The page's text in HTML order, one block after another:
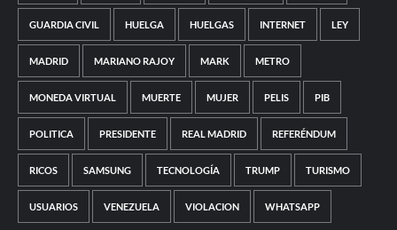
GUARDIA CIVIL HUELGA HUELGAS INTERNET LEY
MADRID MARIANO RAJOY MARK METRO
MONEDA VIRTUAL MUERTE MUJER PELIS PIB
POLITICA PRESIDENTE REAL MADRID REFERÉNDUM
RICOS SAMSUNG TECNOLOGÍA TRUMP TURISMO
USUARIOS VENEZUELA VIOLACION WHATSAPP